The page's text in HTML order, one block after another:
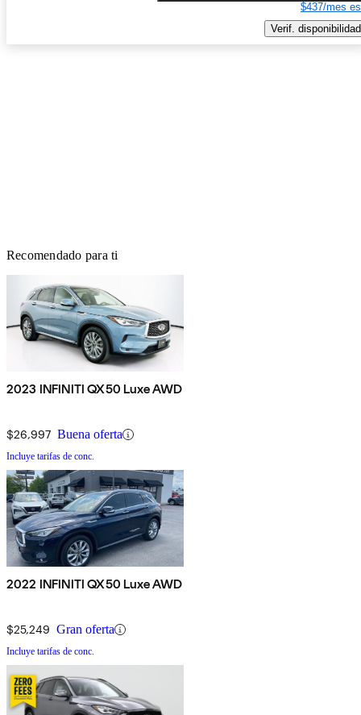
$437/mes
Verif. disponibilidad
Recomendado para ti
2023 INFINITI QX50 Luxe AWD
$26,997 Buena oferta
Incluye tarifas de conc.
2022 INFINITI QX50 Luxe AWD
$25,249 Gran oferta
Incluye tarifas de conc.